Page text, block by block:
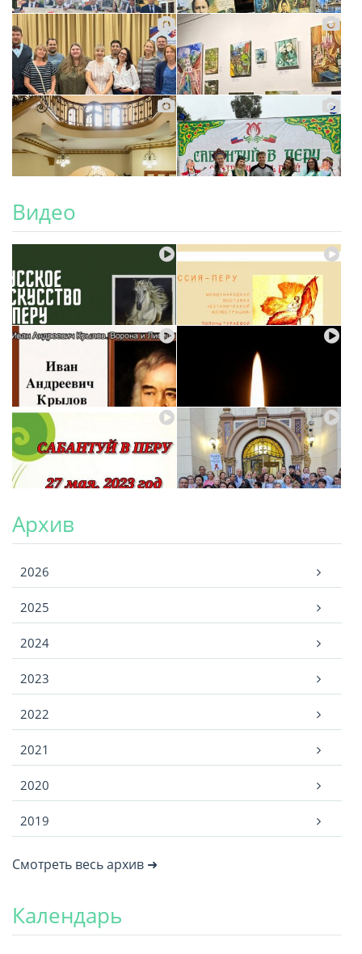
Видео
Архив
2026
2025
2024
2023
2022
2021
2020
2019
Смотреть весь архив ➜
Календарь